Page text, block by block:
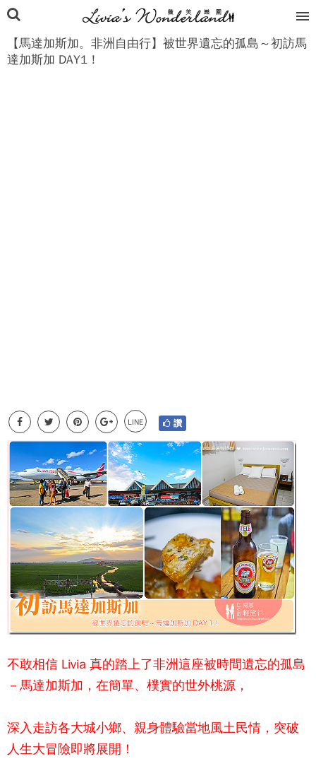
【馬達加斯加。非洲自由行】被世界遺忘的孤島～初訪馬
達加斯加 DAY1！
LINE 讚
不敢相信 Livia 真的踏上了非洲這座被時間遺忘的孤島
－馬達加斯加，在簡單、樸實的世外桃源，
深入走訪各大城小鄉、親身體驗當地風土民情，突破
人生大冒險即將展開！